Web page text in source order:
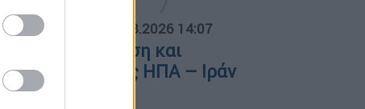
06.08.2026 14:07
Κλιμάκωση και
ΗΠΑ – Ιράν